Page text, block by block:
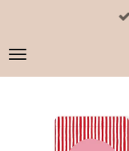
naar
de